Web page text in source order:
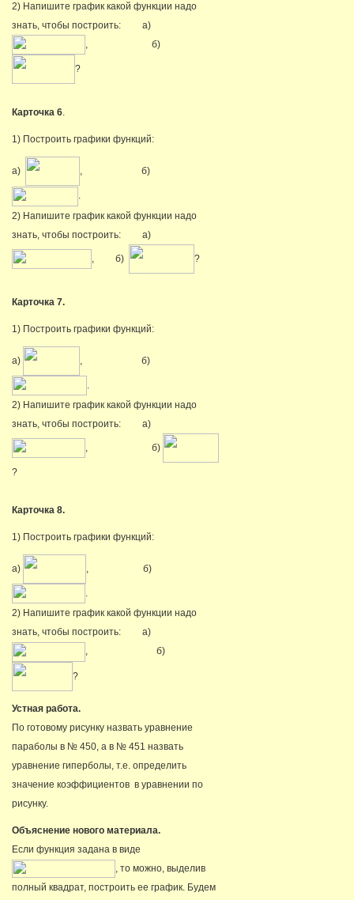
2) Напишите график какой функции надо
знать, чтобы построить: а)
, б)
?
Карточка 6.
1) Построить графики функций:
а) , б)
.
2) Напишите график какой функции надо
знать, чтобы построить: а)
, б) ?
Карточка 7.
1) Построить графики функций:
а) , б)
2) Напишите график какой функции надо
знать, чтобы построить: а)
, б)
?
Карточка 8.
1) Построить графики функций:
а) , б)
.
2) Напишите график какой функции надо
знать, чтобы построить: а)
, б)
?
Устная работа.
По готовому рисунку назвать уравнение
параболы в № 450, а в № 451 назвать
уравнение гиперболы, т.е. определить
значение коэффициентов в уравнении по
рисунку.
Объяснение нового материала.
Если функция задана в виде
, то можно, выделив
полный квадрат, построить ее график. Будем